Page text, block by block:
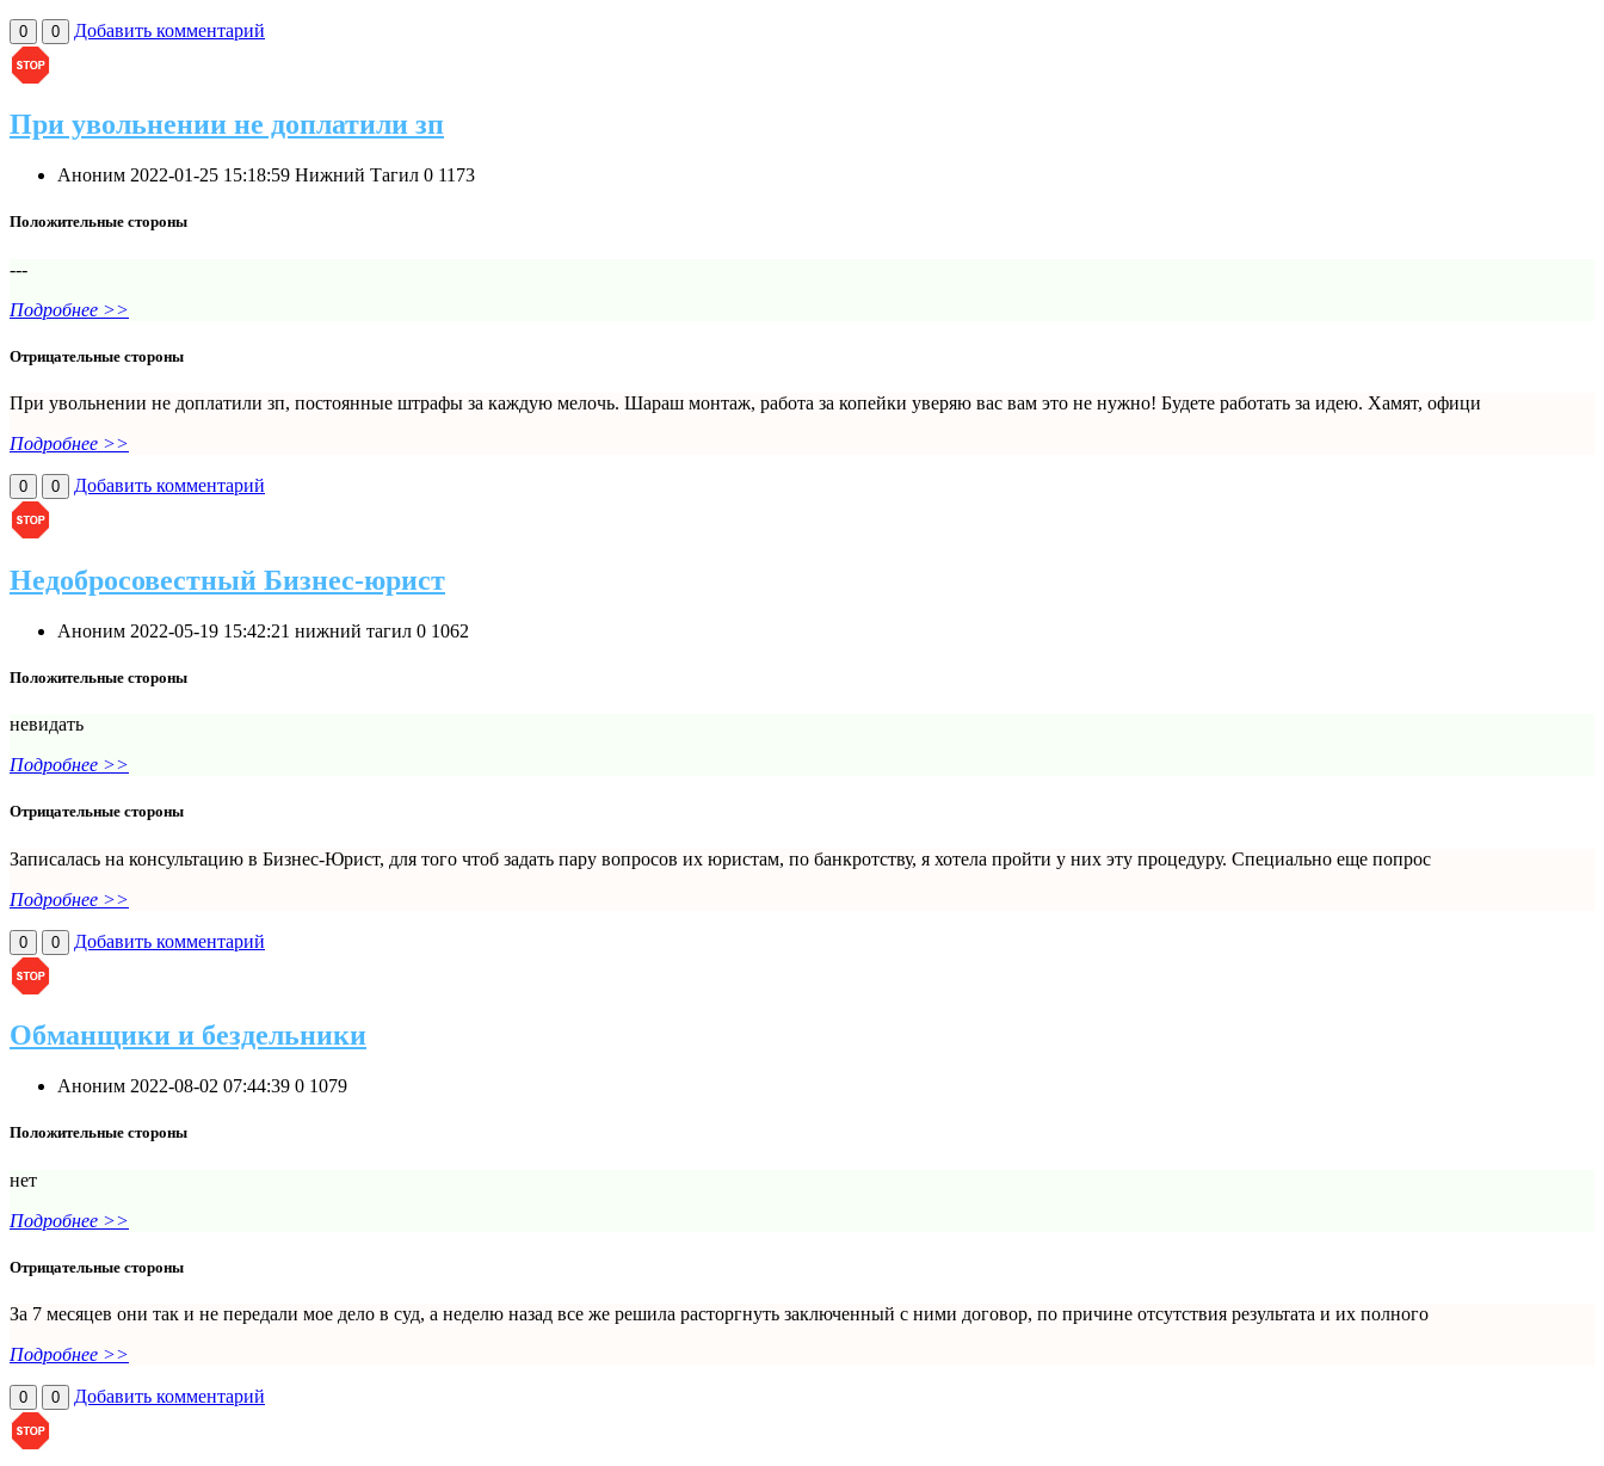
0 0 Добавить комментарий
При увольнении не доплатили зп
Аноним 2022-01-25 15:18:59 Нижний Тагил 0 1173
Положительные стороны
---
Подробнее >>
Отрицательные стороны
При увольнении не доплатили зп, постоянные штрафы за каждую мелочь. Шараш монтаж, работа за копейки уверяю вас вам это не нужно! Будете работать за идею. Хамят, офици
Подробнее >>
0 0 Добавить комментарий
Недобросовестный Бизнес-юрист
Аноним 2022-05-19 15:42:21 нижний тагил 0 1062
Положительные стороны
невидать
Подробнее >>
Отрицательные стороны
Записалась на консультацию в Бизнес-Юрист, для того чтоб задать пару вопросов их юристам, по банкротству, я хотела пройти у них эту процедуру. Специально еще попрос
Подробнее >>
0 0 Добавить комментарий
Обманщики и бездельники
Аноним 2022-08-02 07:44:39 0 1079
Положительные стороны
нет
Подробнее >>
Отрицательные стороны
За 7 месяцев они так и не передали мое дело в суд, а неделю назад все же решила расторгнуть заключенный с ними договор, по причине отсутствия результата и их полного
Подробнее >>
0 0 Добавить комментарий